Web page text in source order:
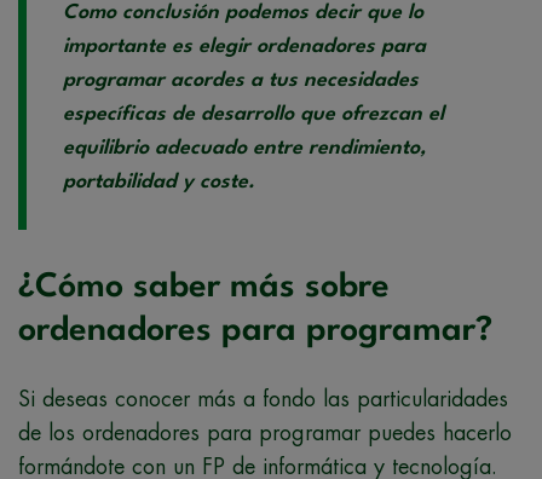
Como conclusión podemos decir que lo
importante es elegir ordenadores para
programar acordes a tus necesidades
específicas de desarrollo que ofrezcan el
equilibrio adecuado entre rendimiento,
portabilidad y coste.
¿Cómo saber más sobre
ordenadores para programar?
Si deseas conocer más a fondo las particularidades
de los ordenadores para programar puedes hacerlo
formándote con un FP de informática y tecnología.